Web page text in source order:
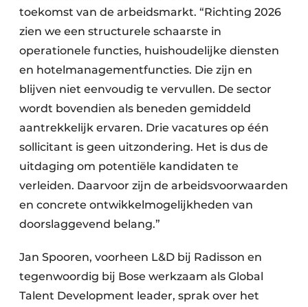
toekomst van de arbeidsmarkt. “Richting 2026
zien we een structurele schaarste in
operationele functies, huishoudelijke diensten
en hotelmanagementfuncties. Die zijn en
blijven niet eenvoudig te vervullen. De sector
wordt bovendien als beneden gemiddeld
aantrekkelijk ervaren. Drie vacatures op één
sollicitant is geen uitzondering. Het is dus de
uitdaging om potentiële kandidaten te
verleiden. Daarvoor zijn de arbeidsvoorwaarden
en concrete ontwikkelmogelijkheden van
doorslaggevend belang.”
Jan Spooren, voorheen L&D bij Radisson en
tegenwoordig bij Bose werkzaam als Global
Talent Development leader, sprak over het